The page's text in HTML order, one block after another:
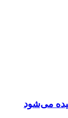
می‌شود